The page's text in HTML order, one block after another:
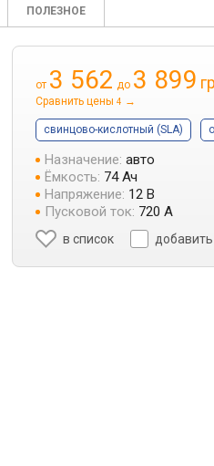
ПОЛЕЗНОЕ
от 3 562 до 3 899
Сравнить цены 4 →
свинцово-кислотный (SLA)
Назначение: авто
Ёмкость: 74 Ач
Напряжение: 12 В
Пусковой ток: 720 А
в список